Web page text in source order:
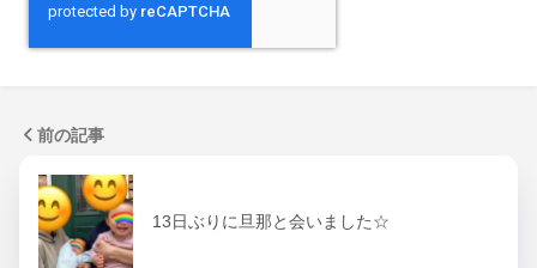
前の記事
13日ぶりに旦那と会いました☆